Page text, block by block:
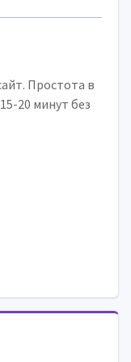
Простота в
20 минут без